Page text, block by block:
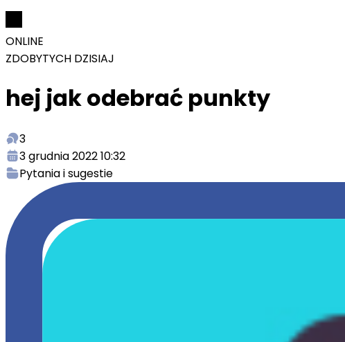
ONLINE
ZDOBYTYCH DZISIAJ
hej jak odebrać punkty
3
3 grudnia 2022 10:32
Pytania i sugestie